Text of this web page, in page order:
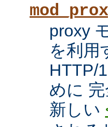
proxy
を利用
HTTP/
めに
新しい